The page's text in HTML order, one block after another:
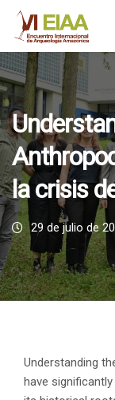
la crisis
29 de julio de
Understanding
have